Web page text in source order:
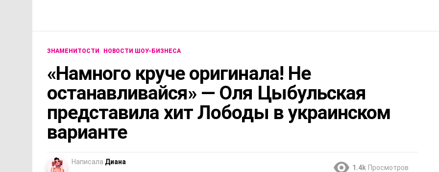
ЗНАМЕНИТОСТИ НОВОСТИ ШОУ-БИЗНЕСА
«Намного круче оригинала! Не
останавливайся» — Оля Цыбульская
представила хит Лободы в украинском
варианте
Написала Диана
1.4k Просмотров